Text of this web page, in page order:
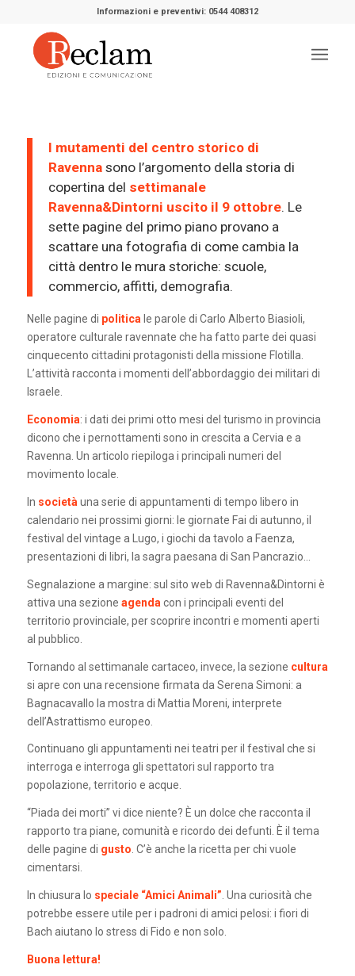
Informazioni e preventivi: 0544 408312
I mutamenti del centro storico di
Ravennasono l’argomento della storia di
copertina del settimanale
Ravenna&Dintorni uscito il 9 ottobre. Le
sette pagine del primo piano provano a
scattare una fotografia di come cambia la
città dentro le mura storiche: scuole,
commercio, affitti, demografia.
Nelle pagine di politica le parole di Carlo Alberto Biasioli,
operatore culturale ravennate che ha fatto parte dei quasi
cinquecento cittadini protagonisti della missione Flotilla.
L’attività racconta i momenti dell’abbordaggio dei militari di
Israele.
Economia: i dati dei primi otto mesi del turismo in provincia
dicono che i pernottamenti sono in crescita a Cervia e a
Ravenna. Un articolo riepiloga i principali numeri del
movimento locale.
In società una serie di appuntamenti di tempo libero in
calendario nei prossimi giorni: le giornate Fai di autunno, il
festival del vintage a Lugo, i giochi da tavolo a Faenza,
presentazioni di libri, la sagra paesana di San Pancrazio…
Segnalazione a margine: sul sito web di Ravenna&Dintorni è
attiva una sezione agenda con i principali eventi del
territorio provinciale, per scoprire incontri e momenti aperti
al pubblico.
Tornando al settimanale cartaceo, invece, la sezione cultura
si apre con una recensione firmata da Serena Simoni: a
Bagnacavallo la mostra di Mattia Moreni, interprete
dell’Astrattismo europeo.
Continuano gli appuntamenti nei teatri per il festival che si
interroga e interroga gli spettatori sul rapporto tra
popolazione, territorio e acque.
“Piada dei morti” vi dice niente? È un dolce che racconta il
rapporto tra piane, comunità e ricordo dei defunti. È il tema
delle pagine di gusto. C’è anche la ricetta per chi vuole
cimentarsi.
In chiusura lo speciale “Amici Animali”. Una curiosità che
potrebbe essere utile per i padroni di amici pelosi: i fiori di
Bach aiutano lo stress di Fido e non solo.
Buona lettura!